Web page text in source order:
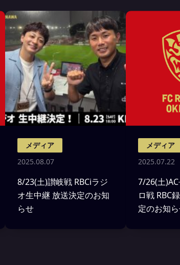
メディア
2025.08.07
8/23(土)讃岐戦 RBCiラジ
オ生中継 放送決定のお知
らせ
メディア
2025.07.22
7/26(土
ロ戦 RBC
定のお知